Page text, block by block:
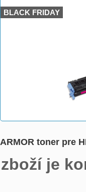
BLACK FRIDAY
ARMOR toner pre
zboží je